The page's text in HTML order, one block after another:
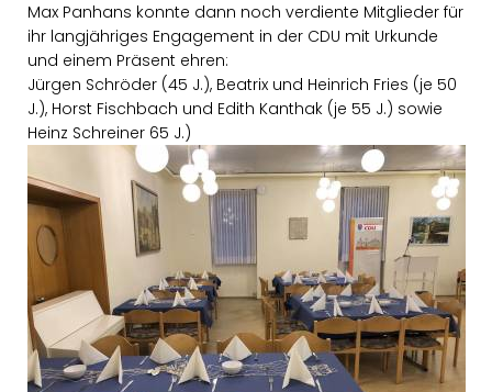
Max Panhans konnte dann noch verdiente Mitglieder für
ihr langjähriges Engagement in der CDU mit Urkunde
und einem Präsent ehren:
Jürgen Schröder (45 J.), Beatrix und Heinrich Fries (je 50
J.), Horst Fischbach und Edith Kanthak (je 55 J.) sowie
Heinz Schreiner 65 J.)